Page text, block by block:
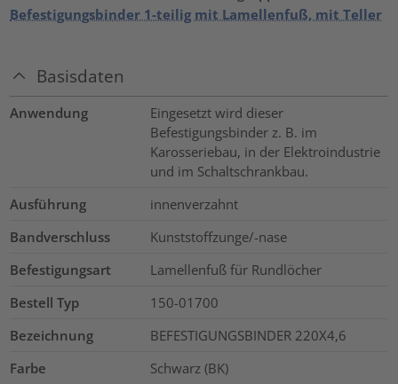
Befestigungsbinder 1-teilig mit Lamellenfuß, mit Teller
Basisdaten
Anwendung
Eingesetzt wird dieser
Befestigungsbinder z. B. im
Karosseriebau, in der Elektroindustrie
und im Schaltschrankbau.
Ausführung
innenverzahnt
Bandverschluss
Kunststoffzunge/-nase
Befestigungsart
Lamellenfuß für Rundlöcher
Bestell Typ
150-01700
Bezeichnung
BEFESTIGUNGSBINDER 220X4,6
Farbe
Schwarz (BK)